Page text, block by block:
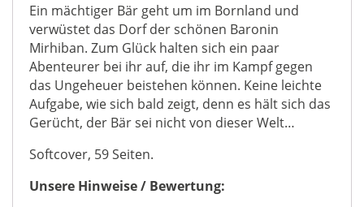
Ein mächtiger Bär geht um im Bornland und
verwüstet das Dorf der schönen Baronin
Mirhiban. Zum Glück halten sich ein paar
Abenteurer bei ihr auf, die ihr im Kampf gegen
das Ungeheuer beistehen können. Keine leichte
Aufgabe, wie sich bald zeigt, denn es hält sich das
Gerücht, der Bär sei nicht von dieser Welt…
Softcover, 59 Seiten.
Unsere Hinweise / Bewertung: